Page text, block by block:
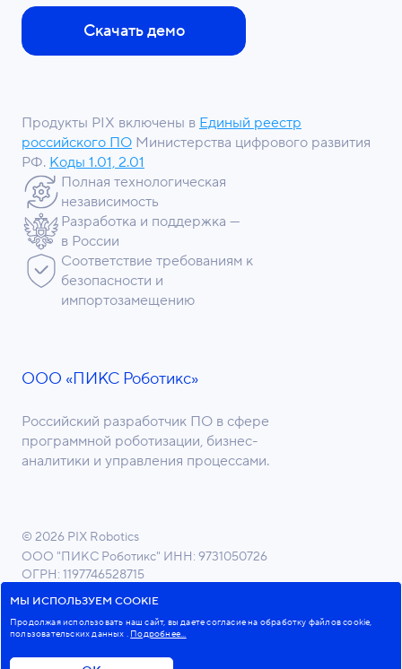
ООО «ПИКС Роботикс»
Российский разработчик ПО в сфере
программной роботизации, бизнес-
аналитики и управления процессами.
Скачать демо
Продукты PIX включены в Единый реестр
российского ПО Министерства цифрового развития
РФ. Коды 1.01, 2.01
Полная технологическая
независимость
Разработка и поддержка —
в России
Соответствие требованиям к
безопасности и
импортозамещению
© 2026 PIX Robotics
ООО "ПИКС Роботикс" ИНН: 9731050726
ОГРН: 1197746528715
Пользовательское соглашение
Политика в отношении обработки персональных данных
МЫ ИСПОЛЬЗУЕМ COOKIE
Продолжая использовать наш сайт, вы даете согласие на обработку файлов cookie,
пользовательских данных . Подробнее...